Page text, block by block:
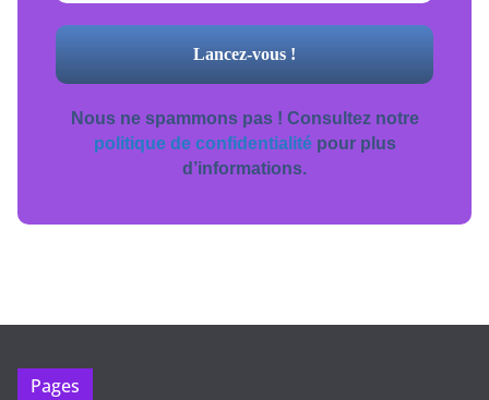
Nous ne spammons pas ! Consultez notre
politique de confidentialitépour plus
d’informations.
Pages